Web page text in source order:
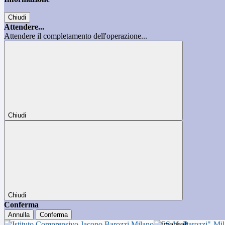
Chiudi
Attendere...
Attendere il completamento dell'operazione...
Chiudi
Chiudi
Conferma
Annulla Conferma